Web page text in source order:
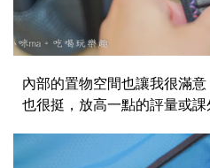
內部的置物空間也讓我很滿
也很挺，放高一點的評量或